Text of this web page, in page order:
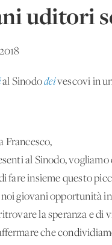
uditori
al Sinododeivescovi in
Francesco,
al Sinodo,
fare insieme questo
giovani opportunità
la speranza e di
che